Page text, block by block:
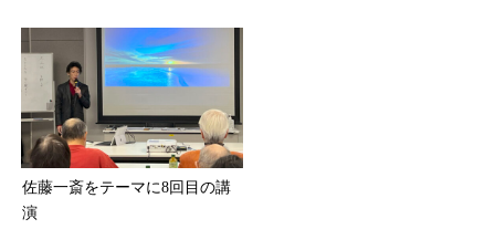
佐藤一斎をテーマに8回目の講
演